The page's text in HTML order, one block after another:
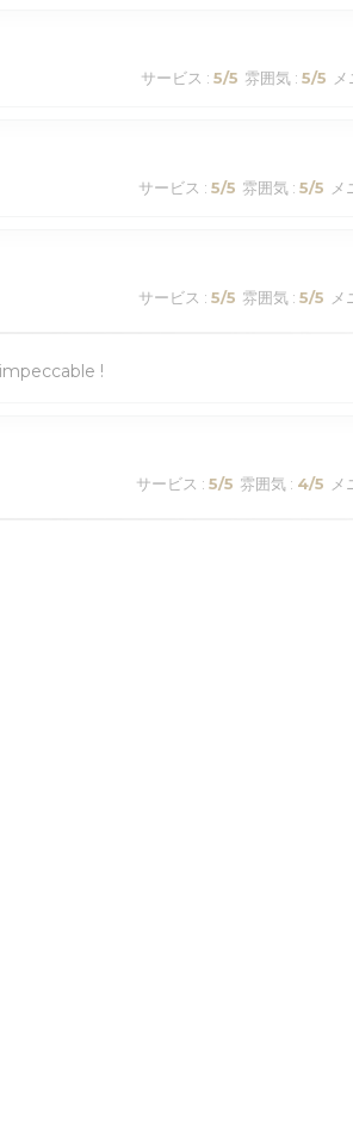
サービス : 5/5 雰囲気 : 5/5
サービス : 5/5 雰囲気 : 5/5 メ
サービス : 5/5 雰囲気 : 5/5 メ
!
サービス : 5/5 雰囲気 : 4/5 メ